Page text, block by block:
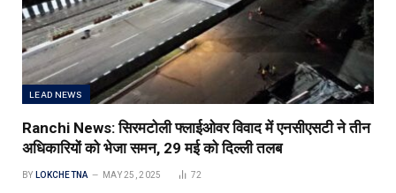
LEAD NEWS
Ranchi News: सिरमटोली फ्लाईओवर विवाद में एनसीएसटी ने तीन
अधिकारियों को भेजा समन, 29 मई को दिल्ली तलब
BY LOKCHETNA MAY 25, 2025 72